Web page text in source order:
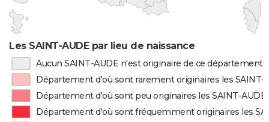
Les SAINT-AUDE par lieu de naissance
Aucun SAINT-AUDE n'est originaire de ce département
Département d'où sont rarement originaires les SAINT-
Département d'où sont peu originaires les SAINT-AUDE
Département d'où sont fréquemment originaires les